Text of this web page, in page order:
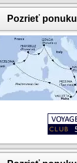
Pozrieť ponuku